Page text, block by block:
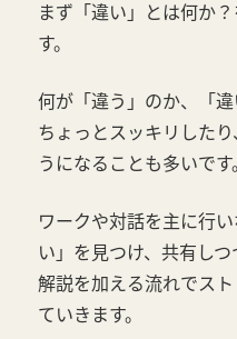
まず「違い」とは何か
す。
何が「違う」のか、「
ちょっとスッキリした
うになることも多いです。
ワークや対話を主に行
い」を見つけ、共有しつ
解説を加える流れでス
ていきます。